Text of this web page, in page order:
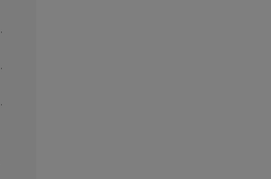
,
,
,